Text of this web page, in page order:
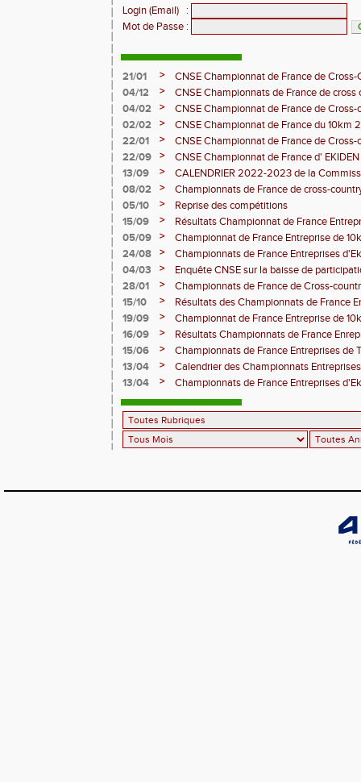
Login (Email)
:
Mot de Passe :
21/01 >
CNSE Championnat de France de
04/12
>
CNSE Championnats de France de
04/02
>
CNSE Championnat de France de
02/02
>
CNSE Championnat de France du 10km
22/01
>
CNSE Championnat de France de
22/09
>
CNSE Championnat de France d'
13/09
>
CALENDRIER 2022-2023 de la
en Entreprise
08/02 >
Championnats de France de cross-
05/10
>
Reprise des compétitions
15/09
>
Résultats Championnat de France
05/09
>
Championnat de France Entreprise de
24/08
>
Championnats de France Entreprises
04/03
>
Enquête CNSE sur la baisse de
de France du "Sport en Entreprise"
28/01 >
Championnats de France de Cross-
Montauban 2020
15/10 >
Résultats des Championnats de France
19/09
>
Championnat de France Entreprise de
16/09
>
Résultats Championnats de France
15/06
>
Championnats de France Entreprises de
13/04
>
Calendrier des Championnats
13/04
> Championnats de France Entreprises